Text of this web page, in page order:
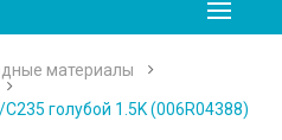
материалы
голубой 1.5K (006R04388)